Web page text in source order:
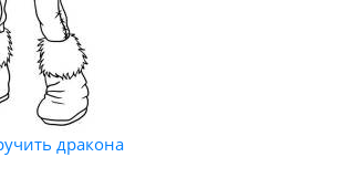
дракона